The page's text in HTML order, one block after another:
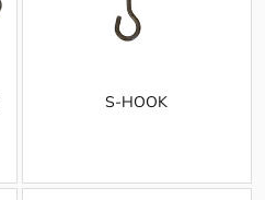
S-HOOK